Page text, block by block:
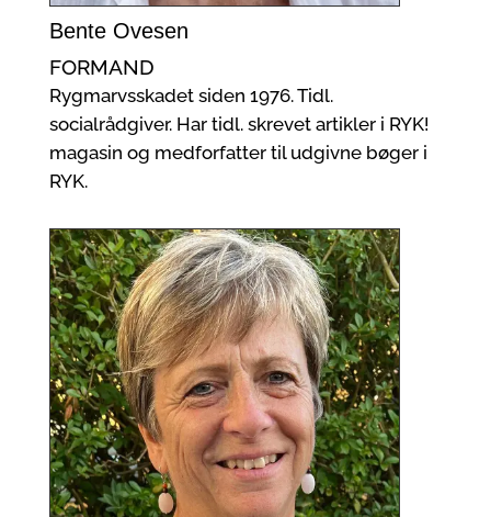
Bente Ovesen
FORMAND
Rygmarvsskadet siden 1976. Tidl.
socialrådgiver. Har tidl. skrevet artikler i RYK!
magasin og medforfatter til udgivne bøger i
RYK.